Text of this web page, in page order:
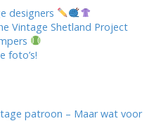
designers
Vintage Shetland Project
foto’s!
patroon – Maar wat voor